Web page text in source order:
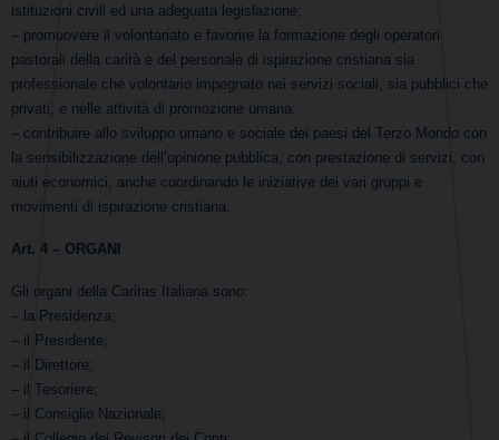
istituzioni civili ed una adeguata legislazione;
– promuovere il volontariato e favorire la formazione degli operatori
pastorali della carità e del personale di ispirazione cristiana sia
professionale che volontario impegnato nei servizi sociali, sia pubblici che
privati, e nelle attività di promozione umana;
– contribuire allo sviluppo umano e sociale dei paesi del Terzo Mondo con
la sensibilizzazione dell’opinione pubblica, con prestazione di servizi, con
aiuti economici, anche coordinando le iniziative dei vari gruppi e
movimenti di ispirazione cristiana.
Art. 4 – ORGANI
Gli organi della Caritas Italiana sono:
– la Presidenza;
– il Presidente;
– il Direttore;
– il Tesoriere;
– il Consiglio Nazionale;